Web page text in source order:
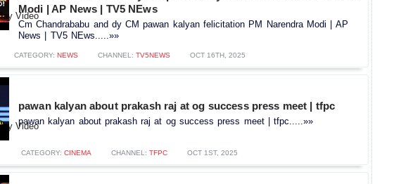
Modi | AP News | TV5 NEws
Cm Chandrababu and dy CM pawan kalyan felicitation PM Narendra Modi | AP
News | TV5 NEws.....»»
CATEGORY: NEWS CHANNEL: TV5NEWS OCT 16TH, 2025
pawan kalyan about prakash raj at og success press meet | tfpc
pawan kalyan about prakash raj at og success press meet | tfpc.....»»
CATEGORY: CINEMA CHANNEL: TFPC OCT 1ST, 2025